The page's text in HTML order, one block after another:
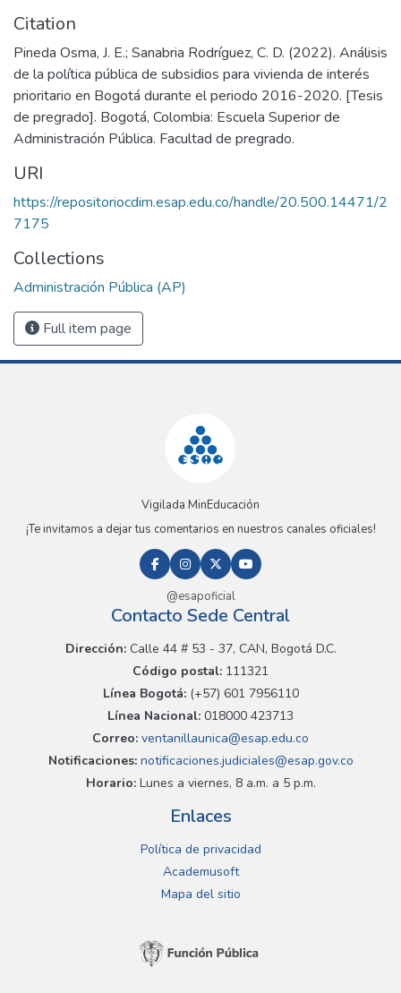
Citation
Pineda Osma, J. E.; Sanabria Rodríguez, C. D. (2022). Análisis
de la política pública de subsidios para vivienda de interés
prioritario en Bogotá durante el periodo 2016-2020. [Tesis
de pregrado]. Bogotá, Colombia: Escuela Superior de
Administración Pública. Facultad de pregrado.
URI
https://repositoriocdim.esap.edu.co/handle/20.500.14471/2
7175
Collections
Administración Pública (AP)
Full item page
Vigilada MinEducación
¡Te invitamos a dejar tus comentarios en nuestros canales oficiales!
@esapoficial
Contacto Sede Central
Dirección:Calle 44 # 53 - 37, CAN, Bogotá D.C.
Código postal: 111321
Línea Bogotá:(+57) 601 7956110
Línea Nacional: 018000 423713
Correo: ventanillaunica@esap.edu.co
Notificaciones:notificaciones.judiciales@esap.gov.co
Horario:Lunes a viernes, 8 a.m. a 5 p.m.
Enlaces
Política de privacidad
Academusoft
Mapa del sitio